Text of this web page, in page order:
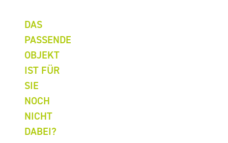
DAS
PASSENDE
OBJEKT
IST FÜR
SIE
NOCH
NICHT
DABEI?